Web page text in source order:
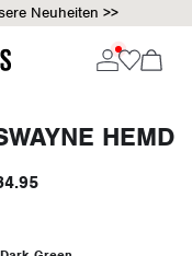
Neuheiten >>
HEMD